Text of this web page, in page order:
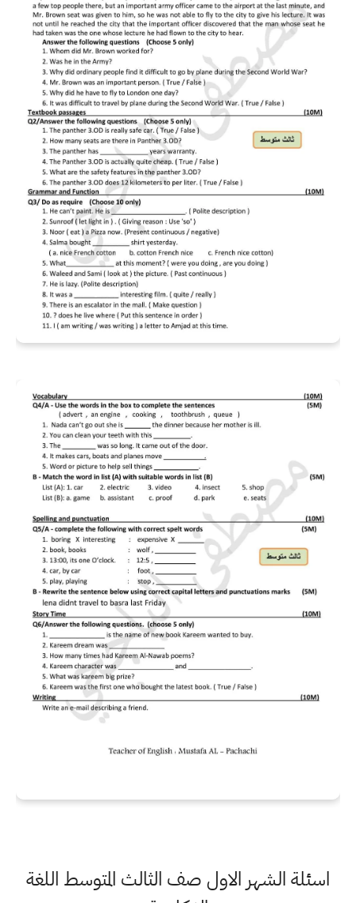
اسئلة الشهر الاول صف الثالث المتوسط اللغة